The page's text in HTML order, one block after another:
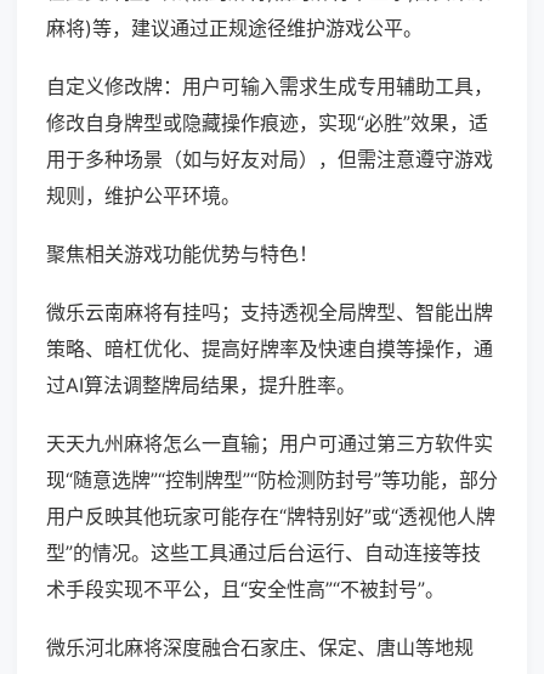
麻将)等，建议通过正规途径维护游戏公平。
自定义修改牌：用户可输入需求生成专用辅助工具，
修改自身牌型或隐藏操作痕迹，实现“必胜”效果，适
用于多种场景（如与好友对局），但需注意遵守游戏
规则，维护公平环境。
聚焦相关游戏功能优势与特色！
微乐云南麻将有挂吗；支持透视全局牌型、智能出牌
策略、暗杠优化、提高好牌率及快速自摸等操作，通
过AI算法调整牌局结果，提升胜率。
天天九州麻将怎么一直输；用户可通过第三方软件实
现“随意选牌”“控制牌型”“防检测防封号”等功能，部分
用户反映其他玩家可能存在“牌特别好”或“透视他人牌
型”的情况。这些工具通过后台运行、自动连接等技
术手段实现不平公，且“安全性高”“不被封号”。
微乐河北麻将深度融合石家庄、保定、唐山等地规